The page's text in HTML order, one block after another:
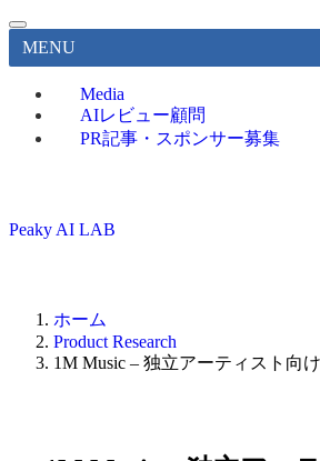
MENU
Media
AIレビュー顧問
PR記事・スポンサー募集
Peaky AI LAB
ホーム
Product Research
1M Music – 独立アーティスト向